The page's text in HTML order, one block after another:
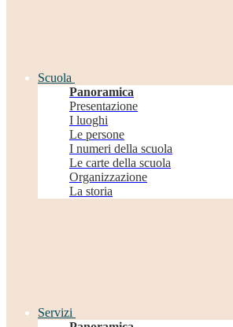
Scuola
Panoramica
Presentazione
I luoghi
Le persone
I numeri della scuola
Le carte della scuola
Organizzazione
La storia
Servizi